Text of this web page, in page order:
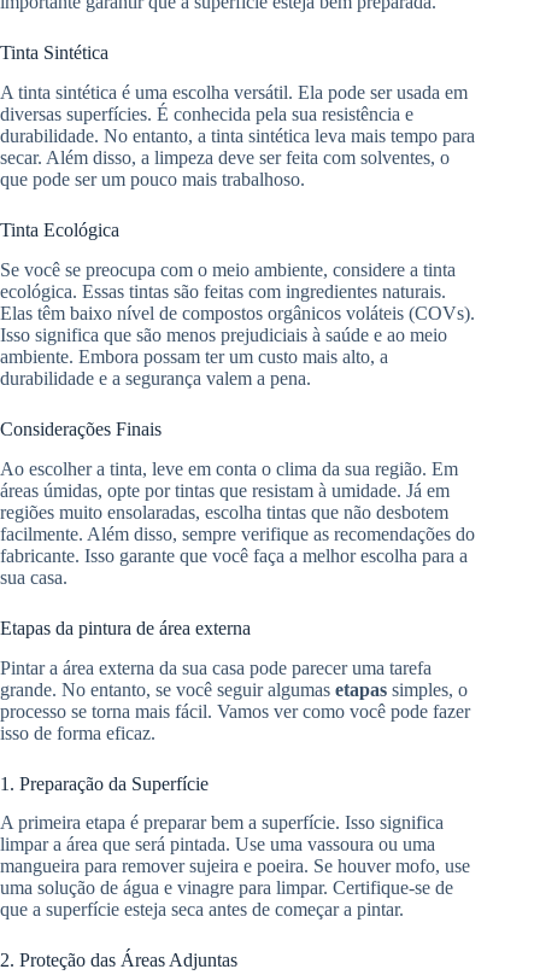
Tinta Sintética
A tinta sintética é uma escolha versátil. Ela pode ser usada em
diversas superfícies. É conhecida pela sua resistência e
durabilidade. No entanto, a tinta sintética leva mais tempo para
secar. Além disso, a limpeza deve ser feita com solventes, o
que pode ser um pouco mais trabalhoso.
Tinta Ecológica
Se você se preocupa com o meio ambiente, considere a tinta
ecológica. Essas tintas são feitas com ingredientes naturais.
Elas têm baixo nível de compostos orgânicos voláteis (COVs).
Isso significa que são menos prejudiciais à saúde e ao meio
ambiente. Embora possam ter um custo mais alto, a
durabilidade e a segurança valem a pena.
Considerações Finais
Ao escolher a tinta, leve em conta o clima da sua região. Em
áreas úmidas, opte por tintas que resistam à umidade. Já em
regiões muito ensolaradas, escolha tintas que não desbotem
facilmente. Além disso, sempre verifique as recomendações do
fabricante. Isso garante que você faça a melhor escolha para a
sua casa.
Etapas da pintura de área externa
Pintar a área externa da sua casa pode parecer uma tarefa
grande. No entanto, se você seguir algumas etapas simples, o
processo se torna mais fácil. Vamos ver como você pode fazer
isso de forma eficaz.
1. Preparação da Superfície
A primeira etapa é preparar bem a superfície. Isso significa
limpar a área que será pintada. Use uma vassoura ou uma
mangueira para remover sujeira e poeira. Se houver mofo, use
uma solução de água e vinagre para limpar. Certifique-se de
que a superfície esteja seca antes de começar a pintar.
2. Proteção das Áreas Adjuntas